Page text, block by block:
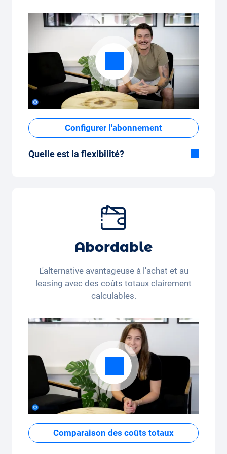
Configurer l'abonnement
Quelle est la flexibilité?
pendant quelques mois ou plusieurs années.
Forfait kilométrique mensuel flexible
mois (350 kilomètres) ou beaucoup de
forfait kilométrique peut être ajusté
confortablement sur l'application.
Abordable
L'alternative avantageuse à l'achat et au
leasing avec des coûts totaux clairement
calculables.
Comparaison des coûts totaux